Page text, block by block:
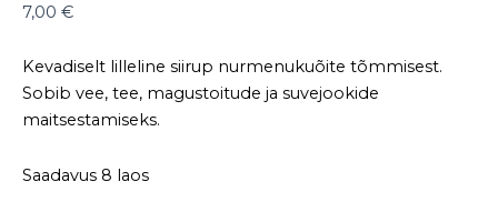
7,00 €
Kevadiselt lilleline siirup nurmenukuõite tõmmisest.
Sobib vee, tee, magustoitude ja suvejookide
maitsestamiseks.
Saadavus 8 laos